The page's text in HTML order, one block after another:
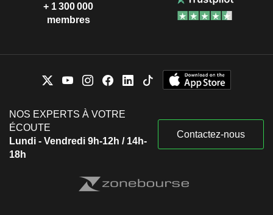
+ 1 300 000
membres
NOS EXPERTS À VOTRE
ÉCOUTE
Lundi - Vendredi 9h-12h / 14h-
18h
Contactez-nous